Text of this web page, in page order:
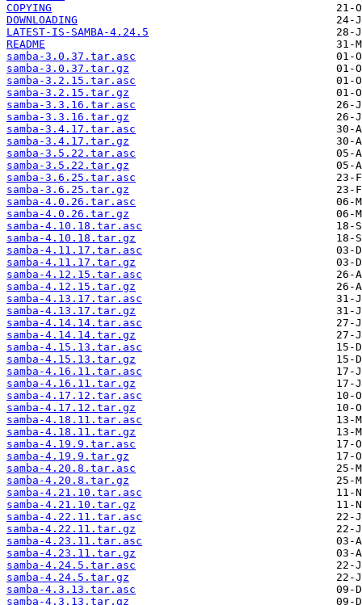
COPYING
DOWNLOADING
LATEST-IS-SAMBA-4.24.5
README
samba-3.0.37.tar.asc
samba-3.0.37.tar.gz
samba-3.2.15.tar.asc
samba-3.2.15.tar.gz
samba-3.3.16.tar.asc
samba-3.3.16.tar.gz
samba-3.4.17.tar.asc
samba-3.4.17.tar.gz
samba-3.5.22.tar.asc
samba-3.5.22.tar.gz
samba-3.6.25.tar.asc
samba-3.6.25.tar.gz
samba-4.0.26.tar.asc
samba-4.0.26.tar.gz
samba-4.10.18.tar.asc
samba-4.10.18.tar.gz
samba-4.11.17.tar.asc
samba-4.11.17.tar.gz
samba-4.12.15.tar.asc
samba-4.12.15.tar.gz
samba-4.13.17.tar.asc
samba-4.13.17.tar.gz
samba-4.14.14.tar.asc
samba-4.14.14.tar.gz
samba-4.15.13.tar.asc
samba-4.15.13.tar.gz
samba-4.16.11.tar.asc
samba-4.16.11.tar.gz
samba-4.17.12.tar.asc
samba-4.17.12.tar.gz
samba-4.18.11.tar.asc
samba-4.18.11.tar.gz
samba-4.19.9.tar.asc
samba-4.19.9.tar.gz
samba-4.20.8.tar.asc
samba-4.20.8.tar.gz
samba-4.21.10.tar.asc
samba-4.21.10.tar.gz
samba-4.22.11.tar.asc
samba-4.22.11.tar.gz
samba-4.23.11.tar.asc
samba-4.23.11.tar.gz
samba-4.24.5.tar.asc
samba-4.24.5.tar.gz
samba-4.3.13.tar.asc
samba-4.3.13.tar.gz